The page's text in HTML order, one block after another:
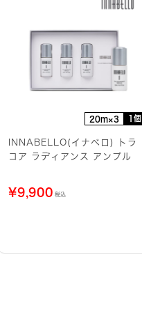
20m×3 1個
INNABELLO(イナベロ) トラ
コア ラディアンス アンプル
¥9,900 税込